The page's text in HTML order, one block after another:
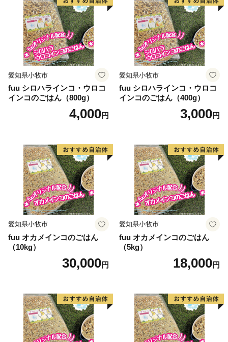
愛知県小牧市
fuu シロハラインコ・ウロコ
インコのごはん（800g）
4,000円
愛知県小牧市
fuu シロハラインコ・ウロコ
インコのごはん（400g）
3,000円
愛知県小牧市
fuu オカメインコのごはん
（10kg）
30,000円
愛知県小牧市
fuu オカメインコのごはん
（5kg）
18,000円